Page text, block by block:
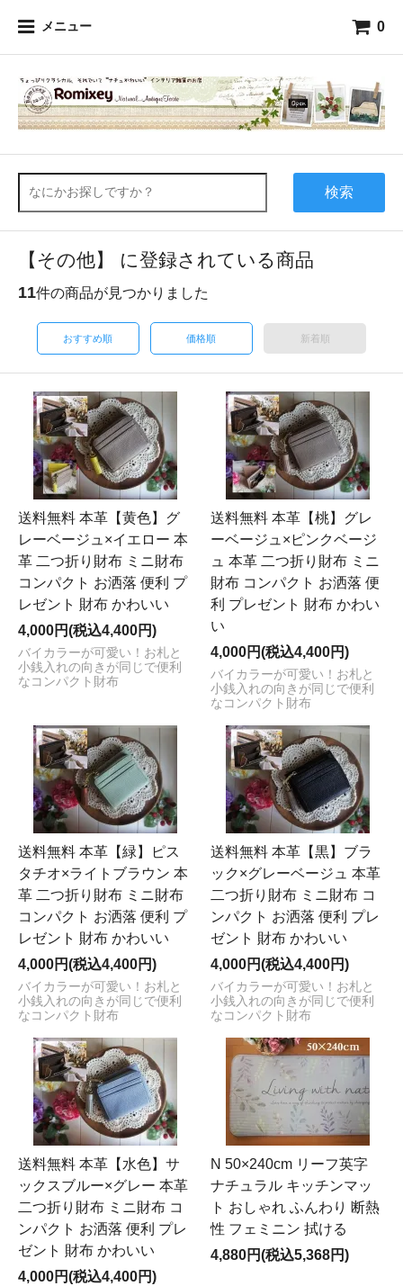
メニュー 0
検索
【その他】 に登録されている商品
11件の商品が見つかりました
おすすめ順 価格順 新着順
送料無料 本革【黄色】グ
レーベージュ×イエロー 本
革 二つ折り財布 ミニ財布
コンパクト お洒落 便利 プ
レゼント 財布 かわいい
4,000円(税込4,400円)
バイカラーが可愛い！お札と
小銭入れの向きが同じで便利
なコンパクト財布
送料無料 本革【桃】グレ
ーベージュ×ピンクベージ
ュ 本革 二つ折り財布 ミニ
財布 コンパクト お洒落 便
利 プレゼント 財布 かわい
い
4,000円(税込4,400円)
バイカラーが可愛い！お札と
小銭入れの向きが同じで便利
なコンパクト財布
送料無料 本革【緑】ピス
タチオ×ライトブラウン 本
革 二つ折り財布 ミニ財布
コンパクト お洒落 便利 プ
レゼント 財布 かわいい
4,000円(税込4,400円)
バイカラーが可愛い！お札と
小銭入れの向きが同じで便利
なコンパクト財布
送料無料 本革【黒】ブラ
ック×グレーベージュ 本革
二つ折り財布 ミニ財布 コ
ンパクト お洒落 便利 プレ
ゼント 財布 かわいい
4,000円(税込4,400円)
バイカラーが可愛い！お札と
小銭入れの向きが同じで便利
なコンパクト財布
送料無料 本革【水色】サ
ックスブルー×グレー 本革
二つ折り財布 ミニ財布 コ
ンパクト お洒落 便利 プレ
ゼント 財布 かわいい
4,000円(税込4,400円)
N 50×240cm リーフ英字
ナチュラル キッチンマッ
ト おしゃれ ふんわり 断熱
性 フェミニン 拭ける
4,880円(税込5,368円)